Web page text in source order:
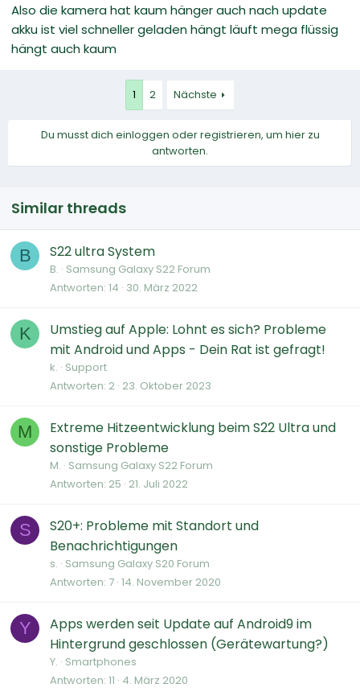
Also die kamera hat kaum hänger auch nach update
akku ist viel schneller geladen hängt läuft mega flüssig
hängt auch kaum
1 2 Nächste
Du musst dich einloggen oder registrieren, um hier zu
antworten.
Similar threads
B S22 ultra System
B. Samsung Galaxy S22 Forum
Antworten 14 30. März 2022
K
Umstieg auf Apple: Lohnt es sich? Probleme
mit Android und Apps - Dein Rat ist gefragt!
k. Support
Antworten 2 23. Oktober 2023
M
Extreme Hitzeentwicklung beim S22 Ultra und
sonstige Probleme
M. Samsung Galaxy S22 Forum
Antworten 25 21. Juli 2022
S
S20+: Probleme mit Standort und
Benachrichtigungen
s. Samsung Galaxy S20 Forum
Antworten 7 14. November 2020
Y
Apps werden seit Update auf Android9 im
Hintergrund geschlossen (Gerätewartung?)
Y. Smartphones
Antworten 11 4. März 2020